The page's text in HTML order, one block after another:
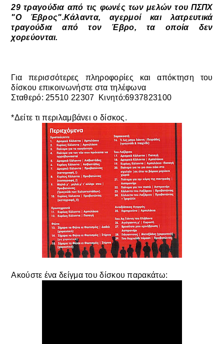
29 τραγούδια από τις φωνές των μελών του ΠΣΠΧ
"Ο Έβρος".Κάλαντα, αγερμοί και λατρευτικά
τραγούδια από τον Έβρο, τα οποία δεν
χορεύονται.
Για περισσότερες πληροφορίες και απόκτηση του
δίσκου επικοινωνήστε στα τηλέφωνα
Σταθερό: 25510 22307 Κινητό:6937823100
*Δείτε τι περιλαμβάνει ο δίσκος.
Ακούστε ένα δείγμα του δίσκου παρακάτω: